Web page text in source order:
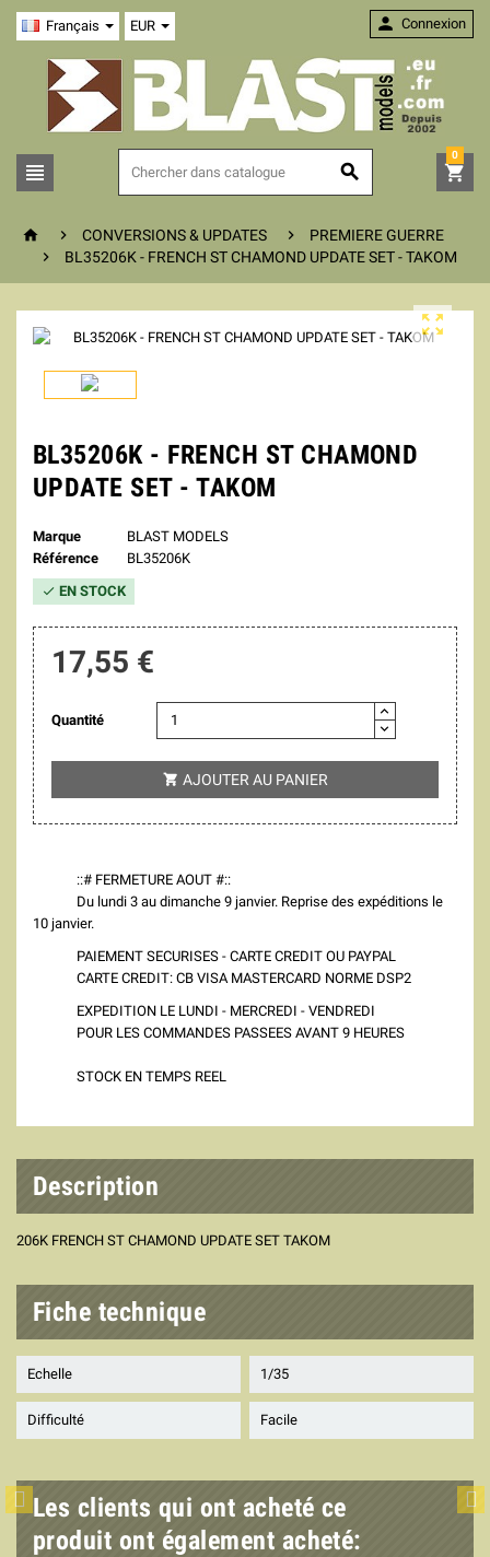
Français EUR
 
 Connexion

0
  CONVERSIONS & UPDATES 
PREMIERE GUERRE

BL35206K - FRENCH ST CHAMOND UPDATE SET - TAKOM

BL35206K - FRENCH ST CHAMOND
UPDATE SET - TAKOM
Marque
BLAST MODELS
Référence
BL35206K
 EN STOCK
17,55 €
Quantité
 AJOUTER AU PANIER
::# FERMETURE AOUT #::
Du lundi 3 au dimanche 9 janvier. Reprise des expéditions le
10 janvier.
PAIEMENT SECURISES - CARTE CREDIT OU PAYPAL
CARTE CREDIT: CB VISA MASTERCARD NORME DSP2
EXPEDITION LE LUNDI - MERCREDI - VENDREDI
POUR LES COMMANDES PASSEES AVANT 9 HEURES
STOCK EN TEMPS REEL
Description
206K FRENCH ST CHAMOND UPDATE SET TAKOM
Fiche technique
Echelle 1/35
Difficulté Facile
Les clients qui ont acheté ce
produit ont également acheté: